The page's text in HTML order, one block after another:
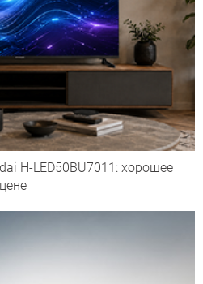
H-LED50BU7011: хорошее